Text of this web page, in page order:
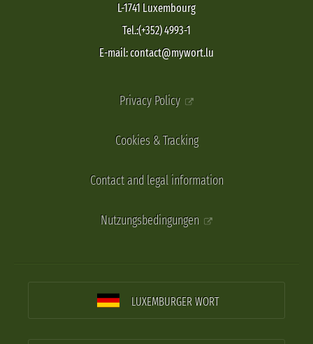
L-1741 Luxembourg
Tel.:(+352) 4993-1
E-mail: contact@mywort.lu
Privacy Policy
Cookies & Tracking
Contact and legal information
Nutzungsbedingungen
LUXEMBURGER WORT